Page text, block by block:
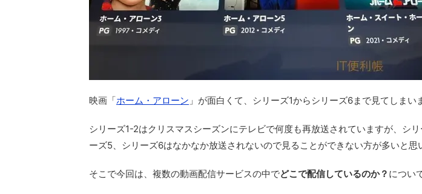
映画「ホーム・アローン 」が面白くて、シリーズ1からシリーズ6まで見てしまい
シリーズ1-2はクリスマスシーズンにテレビで何度も再放送されていますが、シ
ーズ5、シリーズ6はなかなか放送されないので見ることができない方が多いと思
そこで今回は、複数の動画配信サービスの中でどこで配信しているのか？ につい